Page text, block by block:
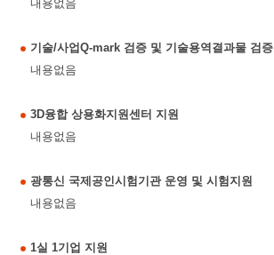
내용없음
기술/사업Q-mark 검증 및 기술용역결과물 검증
내용없음
3D융합 상용화지원센터 지원
내용없음
광통신 국제공인시험기관 운영 및 시험지원
내용없음
1실 1기업 지원